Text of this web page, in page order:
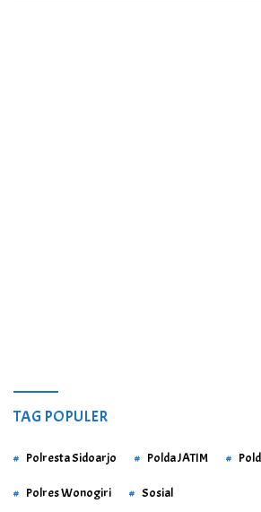
TAG POPULER
Polresta Sidoarjo Polda JATIM
Polres Wonogiri Sosial